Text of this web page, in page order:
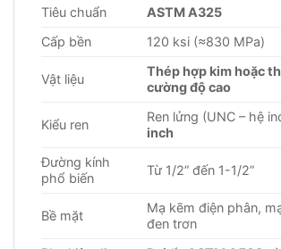
Tiêu chuẩn
ASTM A325
Cấp bền
120 ksi (≈830 MPa)
Vật liệu
Thép hợp kim hoặc
cường độ cao
Kiểu ren
Ren lửng (UNC – hệ
inch
Đường kính
phổ biến
Từ 1/2” đến 1-1/2”
Bề mặt
Mạ kẽm điện phân,
đen trơn